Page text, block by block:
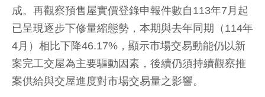
成。再觀察預售屋實價登錄申報件數自113年7月起
已呈現逐步下修量縮態勢，本期與去年同期（114年
4月）相比下降46.17%，顯示市場交易動能仍以新
案完工交屋為主要驅動因素，後續仍須持續觀察推
案供給與交屋進度對市場交易量之影響。